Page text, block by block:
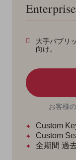
Enterprise
大手パブリ
向け。
お客様
Custom
Custom
全期間 過